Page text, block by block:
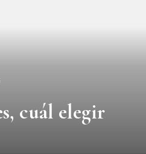
cuál elegir